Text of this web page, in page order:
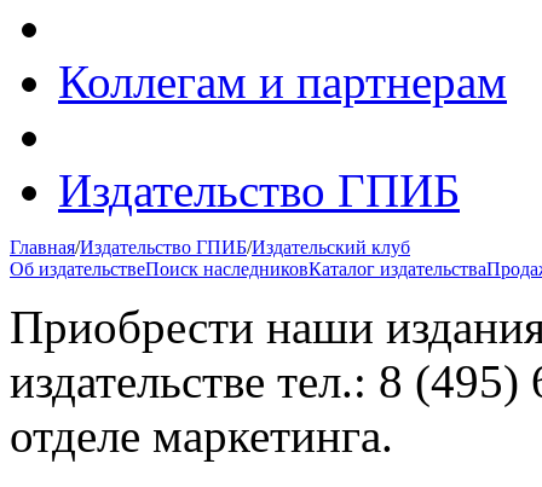
Коллегам и партнерам
Издательство ГПИБ
Главная/Издательство ГПИБ/Издательский клуб
Об издательствеПоиск наследниковКаталог издательства
Приобрести наши
издательстве тел.: 8
отделе маркетинга.